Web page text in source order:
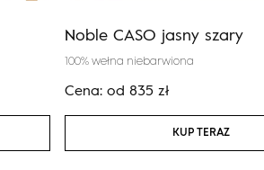
Noble CASO jasny szary
100% wełna niebarwiona
Cena: od 835 zł
KUP TERAZ